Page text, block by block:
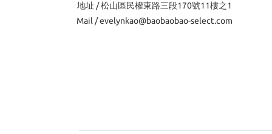
地址 / 松山區民權東路三段170號11樓之1
Mail / evelynkao@baobaobao-select.com